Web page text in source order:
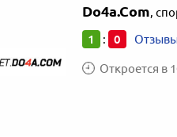
Do4a.Com,
1 : 0
Откроется в